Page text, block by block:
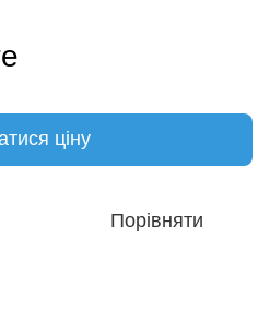
ціну
Порівняти